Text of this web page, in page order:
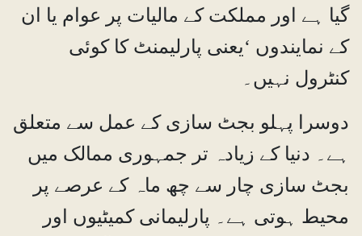
گیا ہے اور مملکت کے مالیات پر عوام یا ان
کے نمایندوں ‘یعنی پارلیمنٹ کا کوئی
کنٹرول نہیں۔
دوسرا پہلو بجٹ سازی کے عمل سے متعلق
ہے۔ دنیا کے زیادہ تر جمہوری ممالک میں
بجٹ سازی چار سے چھ ماہ کے عرصے پر
محیط ہوتی ہے۔ پارلیمانی کمیٹیوں اور